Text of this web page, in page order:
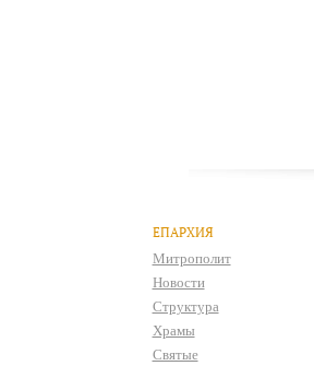
ЕПАРХИЯ
Митрополит
Новости
Структура
Храмы
Святые